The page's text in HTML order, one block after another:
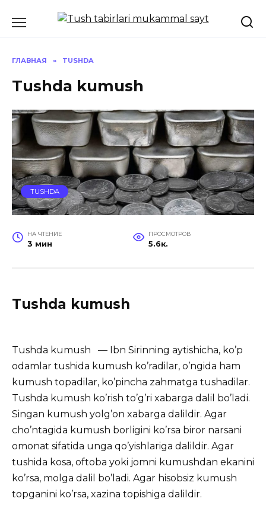
ГЛАВНАЯ » TUSHDA
Tushda kumush
TUSHDA
НА ЧТЕНИЕ
3 мин
ПРОСМОТРОВ
5.6к.
Tushda kumush
Tushda kumush — Ibn Sirinning aytishicha, ko’p
odamlar tushida kumush ko’radilar, o’ngida ham
kumush topadilar, ko’pincha zahmatga tushadilar.
Tushda kumush ko’rish to’g’ri xabarga dalil bo’ladi.
Singan kumush yolg’on xabarga dalildir. Agar
cho’ntagida kumush borligini ko’rsa biror narsani
omonat sifatida unga qo’yishlariga dalildir. Agar
tushida kosa, oftoba yoki jomni kumushdan ekanini
ko’rsa, molga dalil bo’ladi. Agar hisobsiz kumush
topganini ko’rsa, xazina topishiga dalildir.